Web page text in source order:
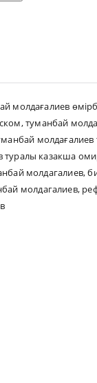
молдағалиев
,туманбай
туралы казакша
молдагалиев,
молдагалиев,